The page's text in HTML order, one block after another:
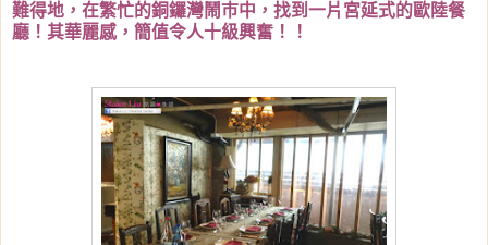
難得地，在繁忙的銅鑼灣鬧巿中，找到一片宮延式的歐陸餐
廳！其華麗感，簡值令人十級興奮！！